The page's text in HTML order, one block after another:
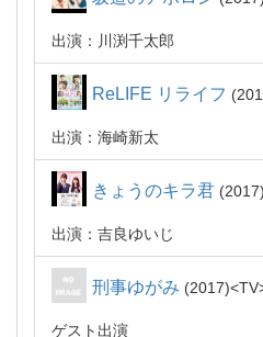
出演：川渕千太郎
ReLIFE リライフ
出演：海崎新太
きょうのキラ君 2017
出演：吉良ゆいじ
刑事ゆがみ 2017 TV
ゲスト出演